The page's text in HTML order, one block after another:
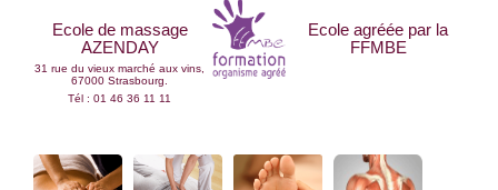
Ecole de massage
AZENDAY
31 rue du vieux marché aux vins,
67000 Strasbourg.
Tél : 01 46 36 11 11
Ecole agréée par la
FFMBE